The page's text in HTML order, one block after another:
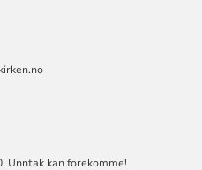
Unntak kan forekomme!